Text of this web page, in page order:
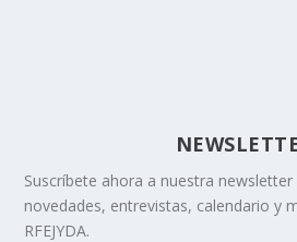
Suscríbete ahora a nuestra
novedades, entrevistas, calendario y
RFEJYDA.